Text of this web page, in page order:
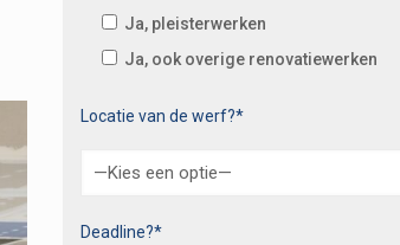
Ja, pleisterwerken
Ja, ook overige renovatiewerken
Locatie van de werf?*
Deadline?*